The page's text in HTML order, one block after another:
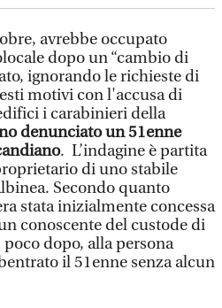
avrebbe occupato
dopo un “cambio di
ignorando le richieste di
motivi con l'accusa di
i carabinieri della
denunciato un 51enne
. L’indagine è partita
di uno stabile
Secondo quanto
stata inizialmente concessa
conoscente del custode di
dopo, alla persona
il 51enne senza alcun